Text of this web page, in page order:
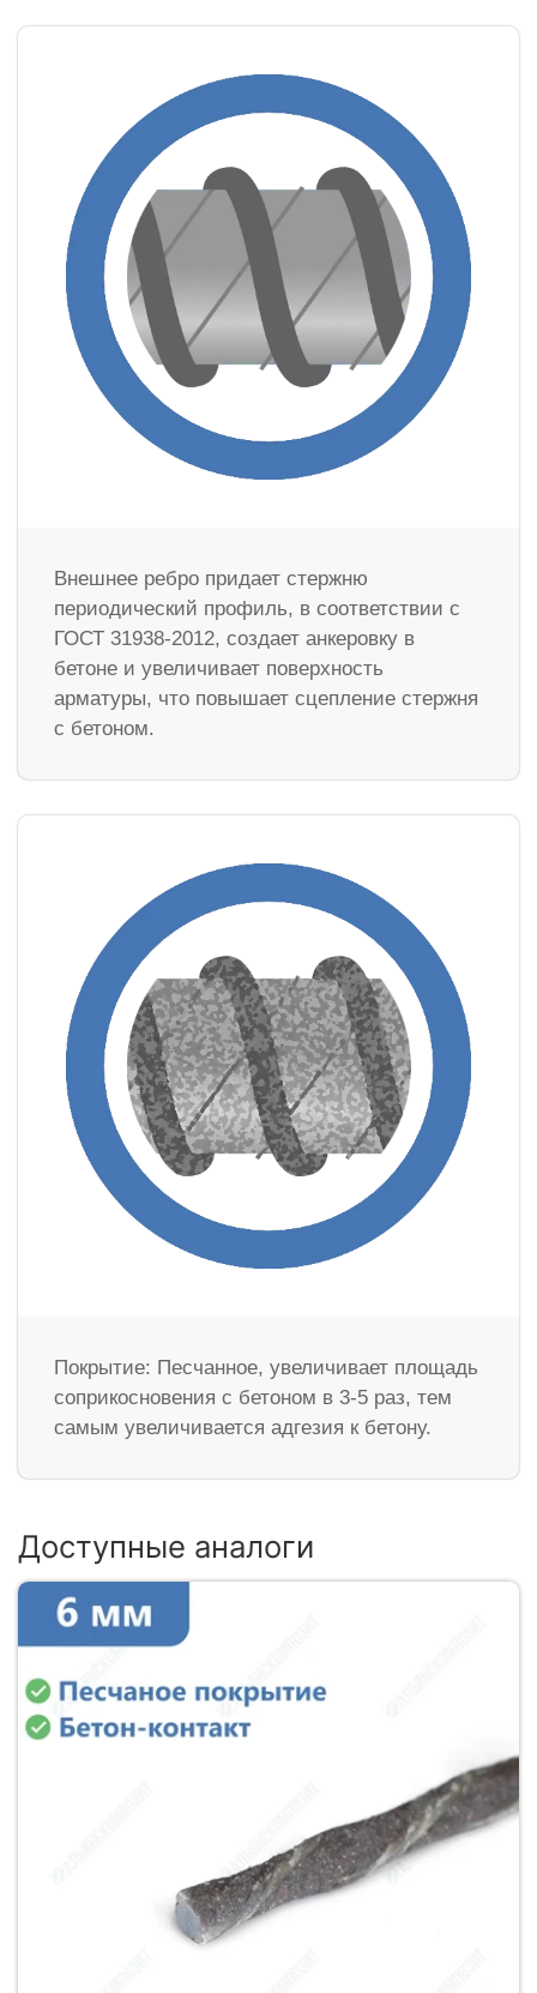
Внешнее ребро придает стержню
периодический профиль, в соответствии с
ГОСТ 31938-2012, создает анкеровку в
бетоне и увеличивает поверхность
арматуры, что повышает сцепление стержня
с бетоном.
Покрытие: Песчанное, увеличивает площадь
соприкосновения с бетоном в 3-5 раз, тем
самым увеличивается адгезия к бетону.
Доступные аналоги